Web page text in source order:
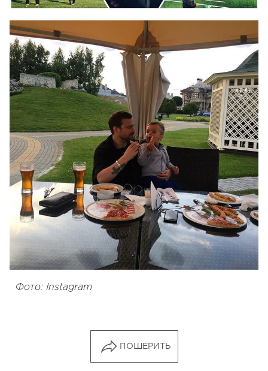
Фото: Instagram
ПОШЕРИТЬ